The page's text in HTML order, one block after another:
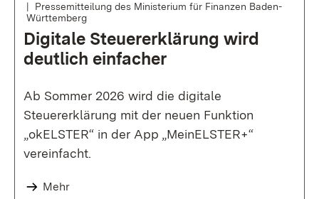
Pressemitteilung des Ministerium für Finanzen Baden-
Württemberg
Digitale Steuererklärung wird
deutlich einfacher
Ab Sommer 2026 wird die digitale
Steuererklärung mit der neuen Funktion
„okELSTER“ in der App „MeinELSTER+“
vereinfacht.
Mehr